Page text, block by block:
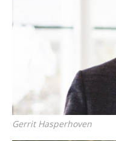
Gerrit Hasperhoven